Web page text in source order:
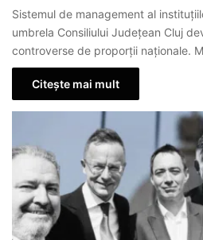
Sistemul de management al
umbrela Consiliului Județean Cluj
controverse de proporții naționale.
Citește mai mult